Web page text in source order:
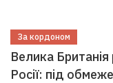
За кордоном
Велика
Росії: під